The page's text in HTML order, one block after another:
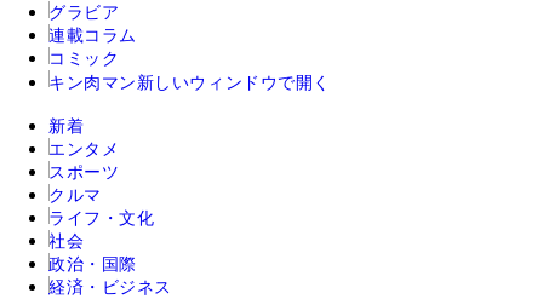
グラビア
連載コラム
コミック
キン肉マン 新しいウィンドウで開く
新着
エンタメ
スポーツ
クルマ
ライフ・文化
社会
政治・国際
経済・ビジネス